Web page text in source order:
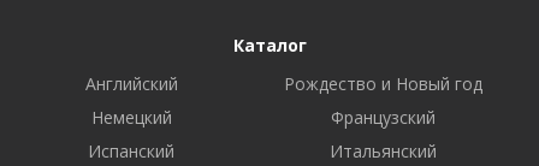
Каталог
Английский
Рождество и Новый год
Немецкий
Французский
Испанский
Итальянский